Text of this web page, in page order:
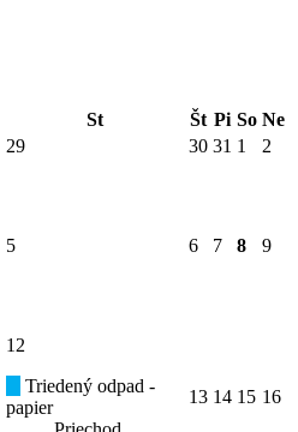
St Št Pi So Ne
29 30 31 1 2
5 6 7 8 9
12
Triedený odpad -
papier
13 14 15 16